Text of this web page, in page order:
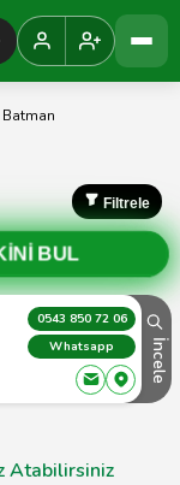
Batman
Filtrele
BUL
0543 850 72 06
Whatsapp
İncele
Atabilirsiniz